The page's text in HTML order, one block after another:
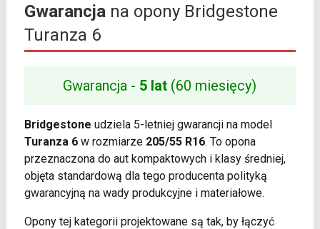
Gwarancjana opony Bridgestone
Turanza 6
Gwarancja - 5 lat (60 miesięcy)
Bridgestone udziela 5-letniej gwarancji na model
Turanza 6w rozmiarze 205/55 R16. To opona
przeznaczona do aut kompaktowych i klasy średniej,
objęta standardową dla tego producenta polityką
gwarancyjną na wady produkcyjne i materiałowe.
Opony tej kategorii projektowane są tak, by łączyć